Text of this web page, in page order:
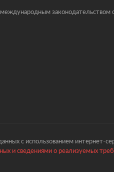
законодательством
с использованием интернет-
и сведениями о реализуемых